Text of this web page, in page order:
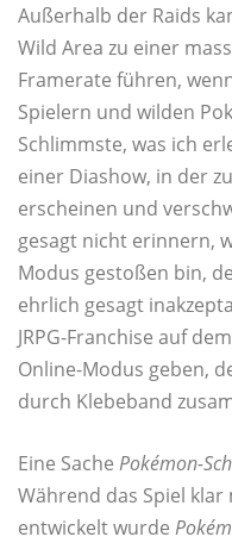
Außerhalb der Raids
Wild Area zu einer
Framerate führen,
Spielern und wilden
Schlimmste, was ich
einer Diashow, in der
erscheinen und
gesagt nicht erinnern,
Modus gestoßen bin,
ehrlich gesagt
JRPG-Franchise auf
Online-Modus geben,
durch Klebeband
Eine Sache Pokémon-
Während das Spiel
entwickelt wurde